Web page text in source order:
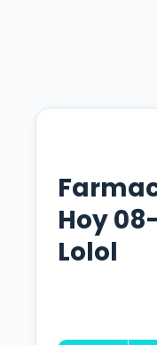
Hoy
Lolol